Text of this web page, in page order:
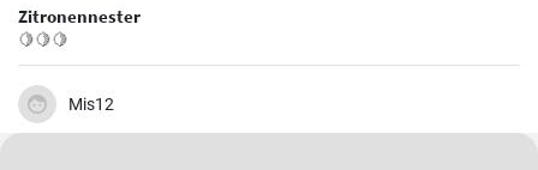
Zitronennester
🍋🍋🍋
Mis12